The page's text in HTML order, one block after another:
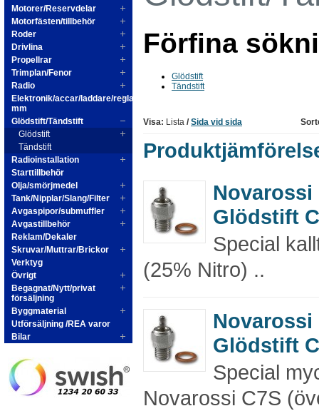
Motorer/Reservdelar
Motorfästen/tillbehör
Roder
Drivlina
Propellrar
Trimplan/Fenor
Radio
Elektronik/accar/laddare/reglage
mm
Glödstift/Tändstift
Glödstift
Tändstift
Radioinstallation
Starttillbehör
Olja/smörjmedel
Tank/Nipplar/Slang/Filter
Avgaspipor/submuffler
Avgastillbehör
Reklam/Dekaler
Skruvar/Muttrar/Brickor
Verktyg
Övrigt
Begagnat/Nytt/privat
försäljning
Byggmaterial
Utförsäljning /REA varor
Bilar
Förfina
Glödstift
Tändstift
Visa: Lista / Sida vid sida
Novarossi
Glödstift
Special
(25% Nitro) ..
Novarossi
Glödstift
Special
Novarossi C7S